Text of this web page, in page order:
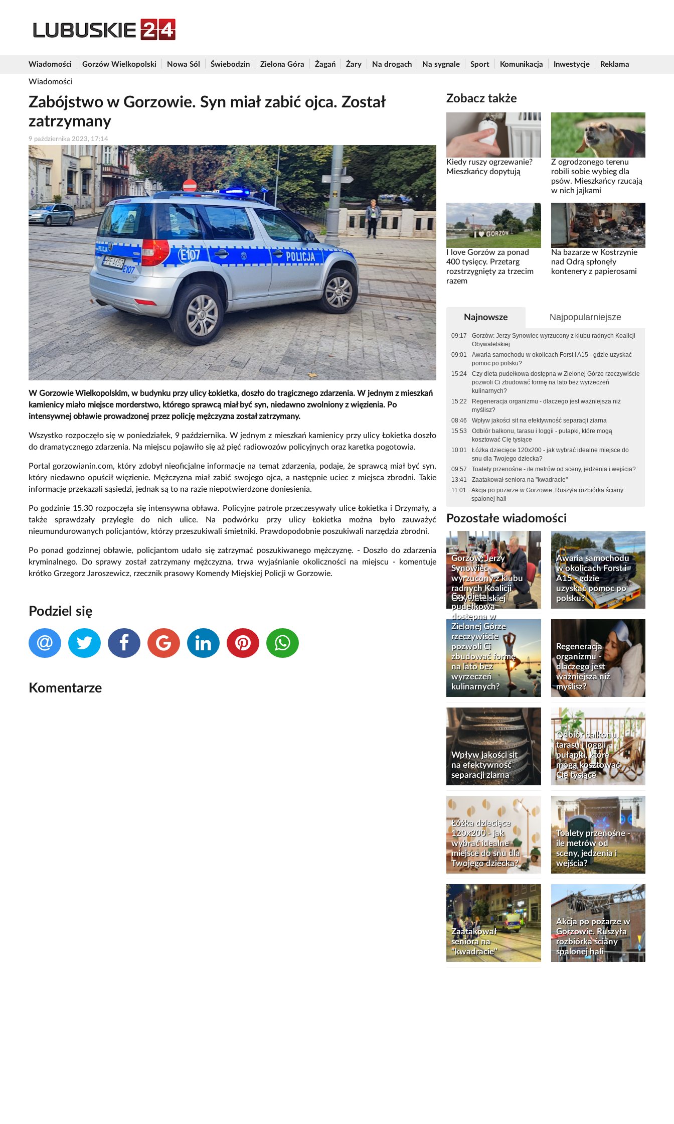
Wiadomości Gorzów Wielkopolski Nowa Sól Świebodzin Zielona Góra Żagań Żary Na drogach Na sygnale Sport Komunikacja Inwestycje Reklama
Wiadomości
Zabójstwo w Gorzowie. Syn miał zabić ojca. Został
zatrzymany
9 października 2023, 17:14
W Gorzowie Wielkopolskim, w budynku przy ulicy Łokietka, doszło do tragicznego zdarzenia. W jednym z mieszkań
kamienicy miało miejsce morderstwo, którego sprawcą miał być syn, niedawno zwolniony z więzienia. Po
intensywnej obławie prowadzonej przez policję mężczyzna został zatrzymany.
Wszystko rozpoczęło się w poniedziałek, 9 października. W jednym z mieszkań kamienicy przy ulicy Łokietka doszło
do dramatycznego zdarzenia. Na miejscu pojawiło się aż pięć radiowozów policyjnych oraz karetka pogotowia.
Portal gorzowianin.com, który zdobył nieoficjalne informacje na temat zdarzenia, podaje, że sprawcą miał być syn,
który niedawno opuścił więzienie. Mężczyzna miał zabić swojego ojca, a następnie uciec z miejsca zbrodni. Takie
informacje przekazali sąsiedzi, jednak są to na razie niepotwierdzone doniesienia.
Po godzinie 15.30 rozpoczęła się intensywna obława. Policyjne patrole przeczesywały ulice Łokietka i Drzymały, a
także sprawdzały przyległe do nich ulice. Na podwórku przy ulicy Łokietka można było zauważyć
nieumundurowanych policjantów, którzy przeszukiwali śmietniki. Prawdopodobnie poszukiwali narzędzia zbrodni.
Po ponad godzinnej obławie, policjantom udało się zatrzymać poszukiwanego mężczyznę. - Doszło do zdarzenia
kryminalnego. Do sprawy został zatrzymany mężczyzna, trwa wyjaśnianie okoliczności na miejscu - komentuje
krótko Grzegorz Jaroszewicz, rzecznik prasowy Komendy Miejskiej Policji w Gorzowie.
Podziel się
Komentarze
Zobacz także
Kiedy ruszy ogrzewanie?
Mieszkańcy dopytują
Z ogrodzonego terenu
robili sobie wybieg dla
psów. Mieszkańcy rzucają
w nich jajkami
I love Gorzów za ponad
400 tysięcy. Przetarg
rozstrzygnięty za trzecim
razem
Na bazarze w Kostrzynie
nad Odrą spłonęły
kontenery z papierosami
Najnowsze Najpopularniejsze
09:17
Gorzów: Jerzy Synowiec wyrzucony z klubu radnych Koalicji
Obywatelskiej
09:01
Awaria samochodu w okolicach Forst i A15 - gdzie uzyskać
pomoc po polsku?
15:24
Czy dieta pudełkowa dostępna w Zielonej Górze rzeczywiście
pozwoli Ci zbudować formę na lato bez wyrzeczeń
kulinarnych?
15:22
Regeneracja organizmu - dlaczego jest ważniejsza niż
myślisz?
08:46
Wpływ jakości sit na efektywność separacji ziarna
15:53
Odbiór balkonu, tarasu i loggii - pułapki, które mogą
kosztować Cię tysiące
10:01
Łóżka dziecięce 120x200 - jak wybrać idealne miejsce do
snu dla Twojego dziecka?
09:57
Toalety przenośne - ile metrów od sceny, jedzenia i wejścia?
13:41
Zaatakował seniora na "kwadracie"
11:01
Akcja po pożarze w Gorzowie. Ruszyła rozbiórka ściany
spalonej hali
Pozostałe wiadomości
Gorzów: Jerzy
Synowiec
wyrzucony z klubu
radnych Koalicji
Obywatelskiej
Awaria samochodu
w okolicach Forst i
A15 - gdzie
uzyskać pomoc po
polsku?
Czy dieta
pudełkowa
dostępna w
Zielonej Górze
rzeczywiście
pozwoli Ci
zbudować formę
na lato bez
wyrzeczeń
kulinarnych?
Regeneracja
organizmu -
dlaczego jest
ważniejsza niż
myślisz?
Wpływ jakości sit
na efektywność
separacji ziarna
Odbiór balkonu,
tarasu i loggii -
pułapki, które
mogą kosztować
Cię tysiące
Łóżka dziecięce
120x200 - jak
wybrać idealne
miejsce do snu dla
Twojego dziecka?
Toalety przenośne -
ile metrów od
sceny, jedzenia i
wejścia?
Zaatakował
seniora na
"kwadracie"
Akcja po pożarze w
Gorzowie. Ruszyła
rozbiórka ściany
spalonej hali